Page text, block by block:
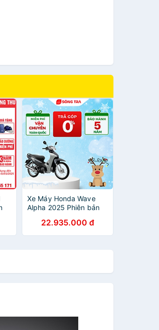
Xe Máy Honda Wave
Alpha 2025 Phiên bản
22.935.000 đ